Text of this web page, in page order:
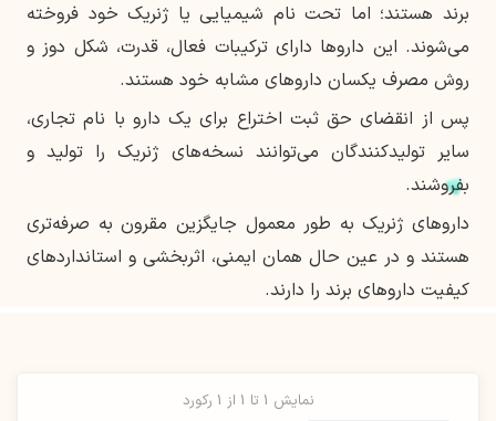
برند هستند؛ اما تحت نام شیمیایی یا ژنریک خود فروخته
می‌شوند. این داروها دارای ترکیبات فعال، قدرت، شکل دوز و
روش مصرف یکسان داروهای مشابه خود هستند.
پس از انقضای حق ثبت اختراع برای یک دارو با نام تجاری،
سایر تولیدکنندگان می‌توانند نسخه‌های ژنریک را تولید و
بفروشند.
داروهای ژنریک به طور معمول جایگزین مقرون به صرفه‌تری
هستند و در عین حال همان ایمنی، اثربخشی و استانداردهای
کیفیت داروهای برند را دارند.
نمایش 1 تا 1 از 1 رکورد